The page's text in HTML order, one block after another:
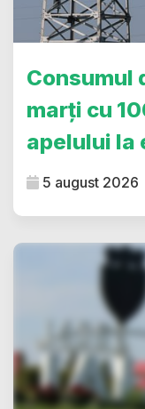
Consumul
marți cu
apelului la
5 august 2026